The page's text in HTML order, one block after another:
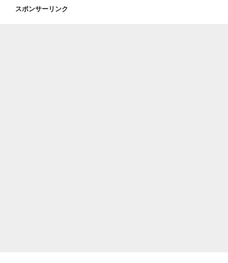
スポンサーリンク